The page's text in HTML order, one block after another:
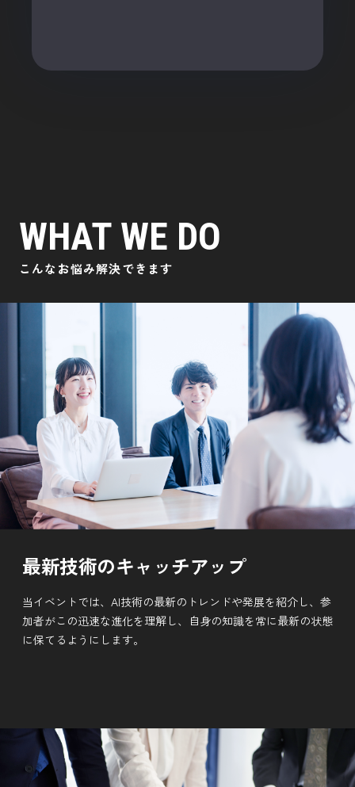
WHAT WE DO
WHAT WE DO
こんなお悩み解決できます
最新技術のキャッチアップ
当イベントでは、AI技術の最新のトレンドや発展を紹介し、参
加者がこの迅速な進化を理解し、自身の知識を常に最新の状態
に保てるようにします。